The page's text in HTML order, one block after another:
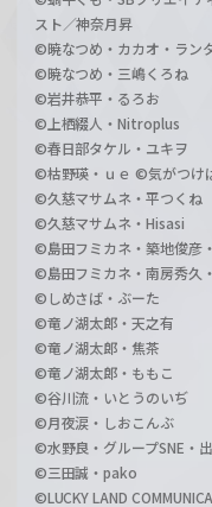
スト／神奈月昇
©暁なつめ・カカオ・ラン
©暁なつめ・三嶋くろね
©岩井恭平・るろお
©上栖綴人・Nitroplus
©春日部タケル・ユキヲ
©枯野瑛・ｕｅ ©気がつけ
©久慈マサムネ・平つくね
©久慈マサムネ・Hisasi
©島田フミカネ・築地俊彦
©島田フミカネ・南房秀久
©しめさば・ぶーた
©竜ノ湖太郎・天之有
©竜ノ湖太郎・焦茶
©竜ノ湖太郎・ももこ
©谷川流・いとうのいぢ
©月夜涙・しおこんぶ
©水野良・グループSNE・
©三田誠・pako
©LUCKY LAND